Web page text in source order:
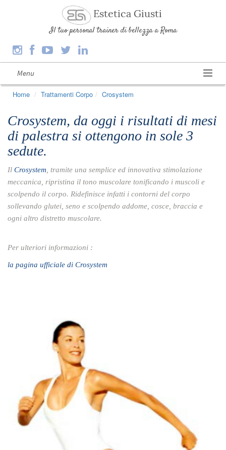
Estetica Giusti
Il tuo personal trainer di bellezza a Roma
Menu
Home Trattamenti Corpo Crosystem
Crosystem, da oggi i risultati di mesi
di palestra si ottengono in sole 3
sedute.
Il Crosystem , tramite una semplice ed innovativa stimolazione
meccanica, ripristina il tono muscolare tonificando i muscoli e
scolpendo il corpo. Ridefinisce infatti i contorni del corpo
sollevando glutei, seno e scolpendo addome, cosce, braccia e
ogni altro distretto muscolare.
Per ulteriori informazioni :
la pagina ufficiale di Crosystem